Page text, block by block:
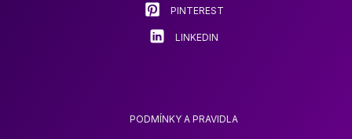
PINTEREST
LINKEDIN
PODMÍNKY A PRAVIDLA